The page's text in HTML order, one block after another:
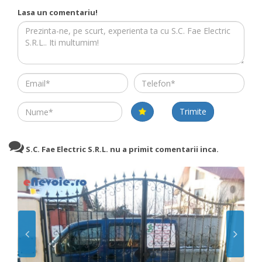
Lasa un comentariu!
Email Telefon
Name Trimite
S.C. Fae Electric S.R.L. nu a primit comentarii inca.